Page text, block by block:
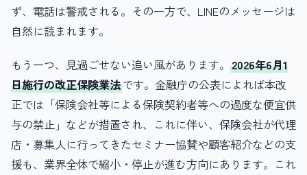
ず、電話は警戒される。その一方で、LINEのメッセージは
自然に読まれます。
もう一つ、見過ごせない追い風があります。 2026年6月1
日施行の改正保険業法です。金融庁の公表によれば本改
正では「保険会社等による保険契約者等への過度な便宜供
与の禁止」などが措置され、これに伴い、保険会社が代理
店・募集人に行ってきたセミナー協賛や顧客紹介などの支
援も、業界全体で縮小・停止が進む方向にあります。これ